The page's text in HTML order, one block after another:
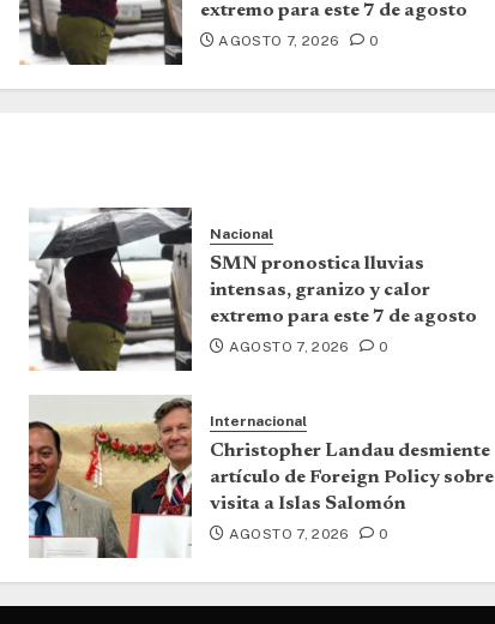
extremo para este 7 de agosto
AGOSTO 7, 2026 0
Nacional
SMN pronostica lluvias
intensas, granizo y calor
extremo para este 7 de agosto
AGOSTO 7, 2026 0
Internacional
Christopher Landau desmiente
artículo de Foreign Policy sobre
visita a Islas Salomón
AGOSTO 7, 2026 0